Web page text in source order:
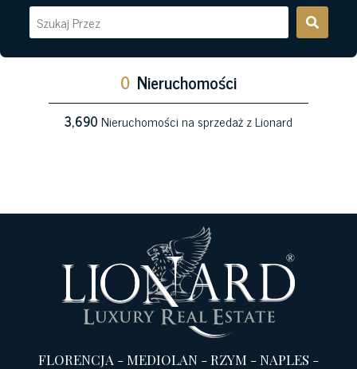
0 Nieruchomości
3,690Nieruchomości na sprzedaż z Lionard
FLORENCJA -MEDIOLAN -RZYM -NAPLES -